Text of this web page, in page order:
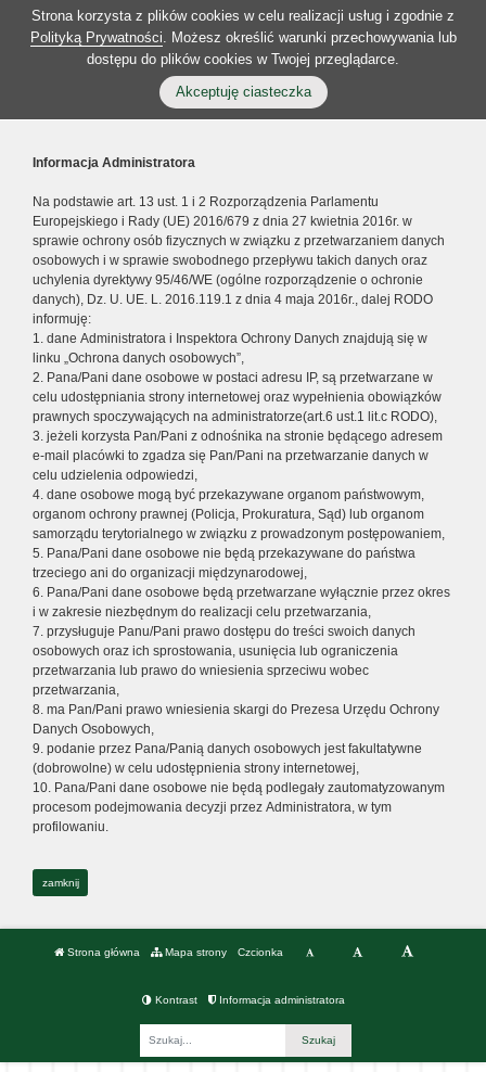
Strona korzysta z plików cookies w celu realizacji usług i zgodnie z
Polityką Prywatności. Możesz określić warunki przechowywania lub
dostępu do plików cookies w Twojej przeglądarce.
Akceptuję ciasteczka
Informacja Administratora
Na podstawie art. 13 ust. 1 i 2 Rozporządzenia Parlamentu
Europejskiego i Rady (UE) 2016/679 z dnia 27 kwietnia 2016r. w
sprawie ochrony osób fizycznych w związku z przetwarzaniem danych
osobowych i w sprawie swobodnego przepływu takich danych oraz
uchylenia dyrektywy 95/46/WE (ogólne rozporządzenie o ochronie
danych), Dz. U. UE. L. 2016.119.1 z dnia 4 maja 2016r., dalej RODO
informuję:
1. dane Administratora i Inspektora Ochrony Danych znajdują się w
linku „Ochrona danych osobowych”,
2. Pana/Pani dane osobowe w postaci adresu IP, są przetwarzane w
celu udostępniania strony internetowej oraz wypełnienia obowiązków
prawnych spoczywających na administratorze(art.6 ust.1 lit.c RODO),
3. jeżeli korzysta Pan/Pani z odnośnika na stronie będącego adresem
e-mail placówki to zgadza się Pan/Pani na przetwarzanie danych w
celu udzielenia odpowiedzi,
4. dane osobowe mogą być przekazywane organom państwowym,
organom ochrony prawnej (Policja, Prokuratura, Sąd) lub organom
samorządu terytorialnego w związku z prowadzonym postępowaniem,
5. Pana/Pani dane osobowe nie będą przekazywane do państwa
trzeciego ani do organizacji międzynarodowej,
6. Pana/Pani dane osobowe będą przetwarzane wyłącznie przez okres
i w zakresie niezbędnym do realizacji celu przetwarzania,
7. przysługuje Panu/Pani prawo dostępu do treści swoich danych
osobowych oraz ich sprostowania, usunięcia lub ograniczenia
przetwarzania lub prawo do wniesienia sprzeciwu wobec
przetwarzania,
8. ma Pan/Pani prawo wniesienia skargi do Prezesa Urzędu Ochrony
Danych Osobowych,
9. podanie przez Pana/Panią danych osobowych jest fakultatywne
(dobrowolne) w celu udostępnienia strony internetowej,
10. Pana/Pani dane osobowe nie będą podlegały zautomatyzowanym
procesom podejmowania decyzji przez Administratora, w tym
profilowaniu.
zamknij
Strona główna Mapa strony Czcionka
Kontrast Informacja administratora